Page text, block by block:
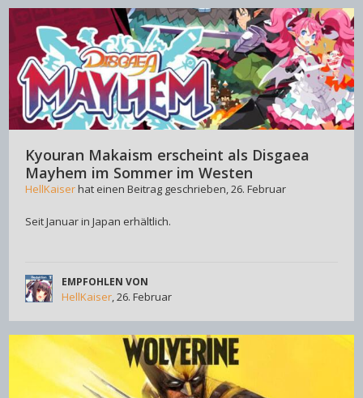
Kyouran Makaism erscheint als Disgaea
Mayhem im Sommer im Westen
HellKaiserhat einen Beitrag geschrieben,26. Februar
Seit Januar in Japan erhältlich.
EMPFOHLEN VON
HellKaiser,26. Februar